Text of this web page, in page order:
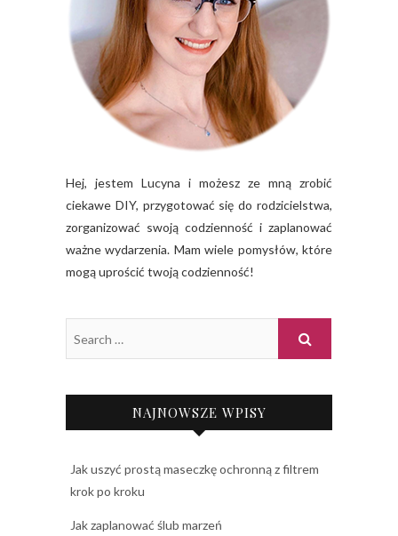
Hej, jestem Lucyna i możesz ze mną zrobić
ciekawe DIY, przygotować się do rodzicielstwa,
zorganizować swoją codzienność i zaplanować
ważne wydarzenia. Mam wiele pomysłów, które
mogą uprościć twoją codzienność!
NAJNOWSZE WPISY
Jak uszyć prostą maseczkę ochronną z filtrem
krok po kroku
Jak zaplanować ślub marzeń